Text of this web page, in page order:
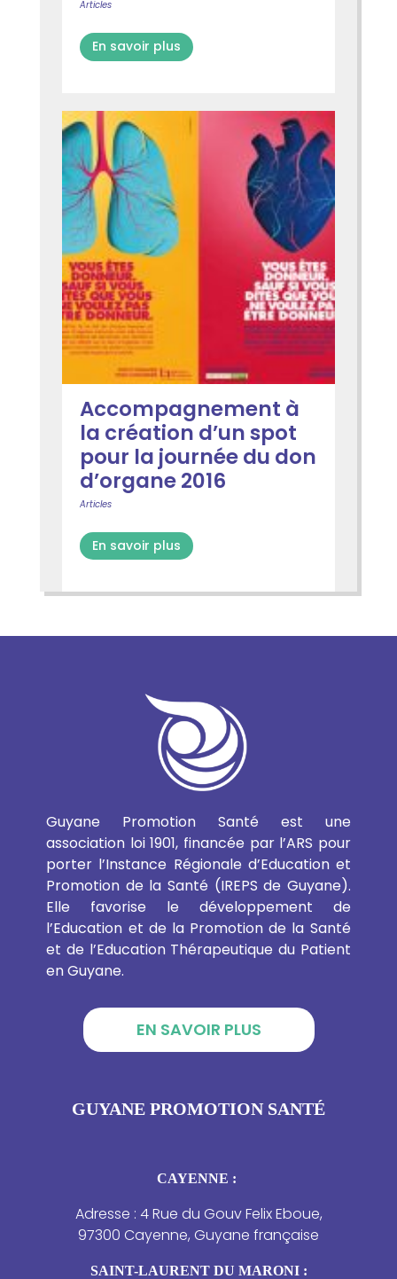
Articles
En savoir plus
Accompagnement à
la création d’un spot
pour la journée du don
d’organe 2016
Articles
En savoir plus
Guyane Promotion Santé est une
association loi 1901, financée par l’ARS pour
porter l’Instance Régionale d’Education et
Promotion de la Santé (IREPS de Guyane).
Elle favorise le développement de
l’Education et de la Promotion de la Santé
et de l’Education Thérapeutique du Patient
en Guyane.
EN SAVOIR PLUS
GUYANE PROMOTION SANTÉ
CAYENNE :
Adresse : 4 Rue du Gouv Felix Eboue,
97300 Cayenne, Guyane française
SAINT-LAURENT DU MARONI :